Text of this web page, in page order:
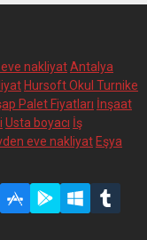
nakliyatAntalya
Hursoft Okul Turnike
Palet Fiyatları İnşaat
Usta boyacı İş
eve nakliyatEşya